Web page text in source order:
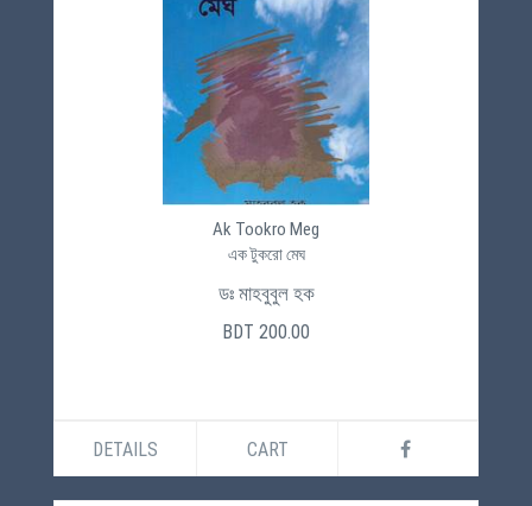
Ak Tookro Meg
এক টুকরো মেঘ
ডঃ মাহবুবুল হক
BDT 200.00
DETAILS CART